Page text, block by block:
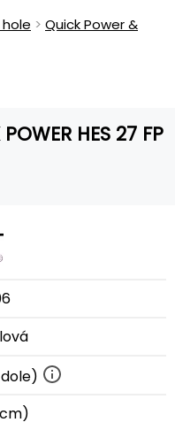
Quick Power &
HES 27 FP